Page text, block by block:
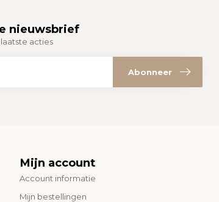
nieuwsbrief
acties
Abonneer
Mijn account
Account informatie
Mijn bestellingen